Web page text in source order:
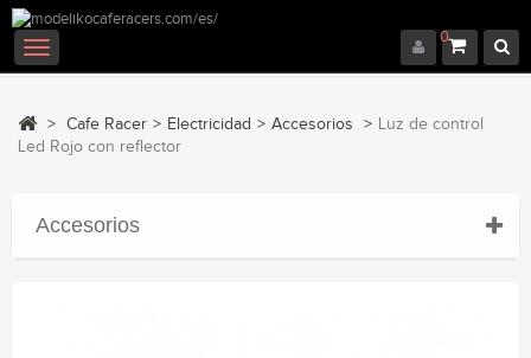
0
Navegación
Toggle
> Cafe Racer > Electricidad > Accesorios > Luz de control
Led Rojo con reflector
Accesorios